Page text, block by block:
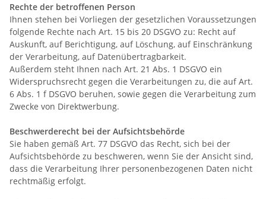
Rechte der betroffenen Person
Ihnen stehen bei Vorliegen der gesetzlichen Voraussetzungen
folgende Rechte nach Art. 15 bis 20 DSGVO zu: Recht auf
Auskunft, auf Berichtigung, auf Löschung, auf Einschränkung
der Verarbeitung, auf Datenübertragbarkeit.
Außerdem steht Ihnen nach Art. 21 Abs. 1 DSGVO ein
Widerspruchsrecht gegen die Verarbeitungen zu, die auf Art.
6 Abs. 1 f DSGVO beruhen, sowie gegen die Verarbeitung zum
Zwecke von Direktwerbung.
Beschwerderecht bei der Aufsichtsbehörde
Sie haben gemäß Art. 77 DSGVO das Recht, sich bei der
Aufsichtsbehörde zu beschweren, wenn Sie der Ansicht sind,
dass die Verarbeitung Ihrer personenbezogenen Daten nicht
rechtmäßig erfolgt.